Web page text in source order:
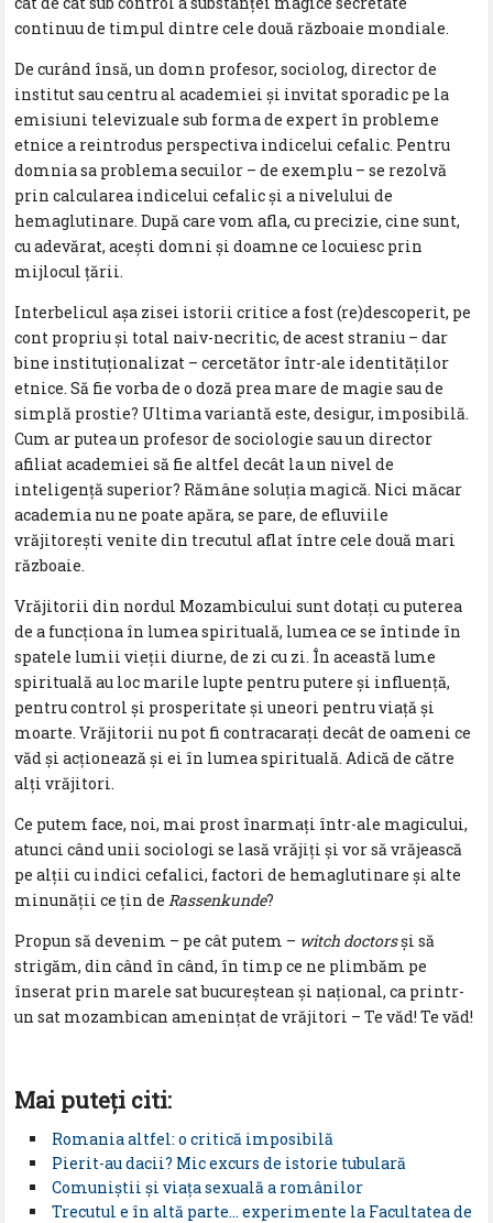
continuu de timpul dintre cele două războaie mondiale.
De curând însă, un domn profesor, sociolog, director de
institut sau centru al academiei şi invitat sporadic pe la
emisiuni televizuale sub forma de expert în probleme
etnice a reintrodus perspectiva indicelui cefalic. Pentru
domnia sa problema secuilor – de exemplu – se rezolvă
prin calcularea indicelui cefalic şi a nivelului de
hemaglutinare. După care vom afla, cu precizie, cine sunt,
cu adevărat, aceşti domni şi doamne ce locuiesc prin
mijlocul ţării.
Interbelicul aşa zisei istorii critice a fost (re)descoperit, pe
cont propriu şi total naiv-necritic, de acest straniu – dar
bine instituţionalizat – cercetător într-ale identităţilor
etnice. Să fie vorba de o doză prea mare de magie sau de
simplă prostie? Ultima variantă este, desigur, imposibilă.
Cum ar putea un profesor de sociologie sau un director
afiliat academiei să fie altfel decât la un nivel de
inteligenţă superior? Rămâne soluţia magică. Nici măcar
academia nu ne poate apăra, se pare, de efluviile
vrăjitoreşti venite din trecutul aflat între cele două mari
războaie.
Vrăjitorii din nordul Mozambicului sunt dotaţi cu puterea
de a funcţiona în lumea spirituală, lumea ce se întinde în
spatele lumii vieţii diurne, de zi cu zi. În această lume
spirituală au loc marile lupte pentru putere şi influenţă,
pentru control şi prosperitate şi uneori pentru viaţă şi
moarte. Vrăjitorii nu pot fi contracaraţi decât de oameni ce
văd şi acţionează şi ei în lumea spirituală. Adică de către
alţi vrăjitori.
Ce putem face, noi, mai prost înarmaţi într-ale magicului,
atunci când unii sociologi se lasă vrăjiţi şi vor să vrăjească
pe alţii cu indici cefalici, factori de hemaglutinare şi alte
minunăţii ce ţin de Rassenkunde?
Propun să devenim – pe cât putem – witch doctorsşi să
strigăm, din când în când, în timp ce ne plimbăm pe
înserat prin marele sat bucureştean şi naţional, ca printr-
un sat mozambican ameninţat de vrăjitori – Te văd! Te văd!
Mai puteţi citi:
Romania altfel: o critică imposibilă
Pierit-au dacii? Mic excurs de istorie tubulară
Comuniştii şi viaţa sexuală a românilor
Trecutul e în altă parte… experimente la Facultatea de